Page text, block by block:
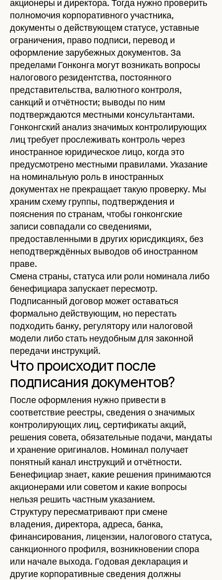
акционеры и директора. Тогда нужно проверить
полномочия корпоративного участника,
документы о действующем статусе, уставные
ограничения, право подписи, перевод и
оформление зарубежных документов. За
пределами Гонконга могут возникать вопросы
налогового резидентства, постоянного
представительства, валютного контроля,
санкций и отчётности; выводы по ним
подтверждаются местными консультантами.
Гонконгский анализ значимых контролирующих
лиц требует прослеживать контроль через
иностранное юридическое лицо, когда это
предусмотрено местными правилами. Указание
на номинальную роль в иностранных
документах не прекращает такую проверку. Мы
храним схему группы, подтверждения и
пояснения по странам, чтобы гонконгские
записи совпадали со сведениями,
предоставленными в других юрисдикциях, без
неподтверждённых выводов об иностранном
праве.
Смена страны, статуса или роли номинала либо
бенефициара запускает пересмотр.
Подписанный договор может оставаться
формально действующим, но перестать
подходить банку, регулятору или налоговой
модели либо стать неудобным для законной
передачи инструкций.
Что происходит после
подписания документов?
После оформления нужно привести в
соответствие реестры, сведения о значимых
контролирующих лиц, сертификаты акций,
решения совета, обязательные подачи, мандаты
и хранение оригиналов. Номинал получает
понятный канал инструкций и отчётности.
Бенефициар знает, какие решения принимаются
акционерами или советом и какие вопросы
нельзя решить частным указанием.
Структуру пересматривают при смене
владения, директора, адреса, банка,
финансирования, лицензии, налогового статуса,
санкционного профиля, возникновении спора
или начале выхода. Годовая декларация и
другие корпоративные сведения должны